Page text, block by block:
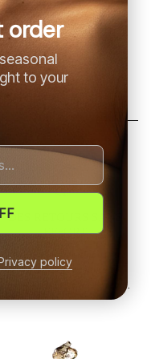
subtil du cosmos.
DES RETOURS SANS
EFFORT
Si votre pièce doit nous être
renvoyée, la procédure est
simple, fluide et transparente.
order
to your
policy